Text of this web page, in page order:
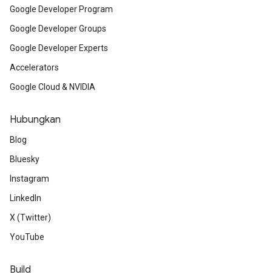
Google Developer Program
Google Developer Groups
Google Developer Experts
Accelerators
Google Cloud & NVIDIA
Hubungkan
Blog
Bluesky
Instagram
LinkedIn
X (Twitter)
YouTube
Build